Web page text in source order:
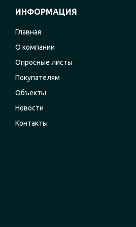
ИНФОРМАЦИЯ
Главная
О компании
Опросные листы
Покупателям
Объекты
Новости
Контакты